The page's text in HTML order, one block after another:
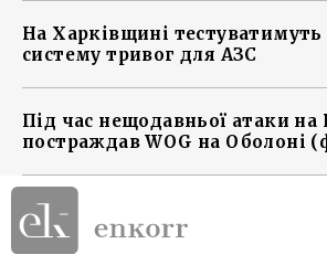
На Харківщині тестуватимуть
систему тривог для АЗС
Під час нещодавньої атаки на
постраждав WOG на Оболоні